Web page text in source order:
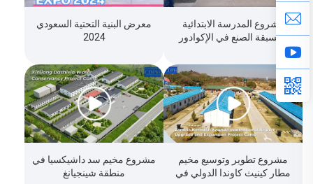
مشروع المدرسة الابتدائية
المسبقة الصنع في الإكوادور
معرض البنية التحتية السعودي
2024
مشروع تطوير وتوسيع مخيم
مطار كينيث كاوندا الدولي في
مشروع مخيم سد داشيكسيا في
منطقة شينجيانغ